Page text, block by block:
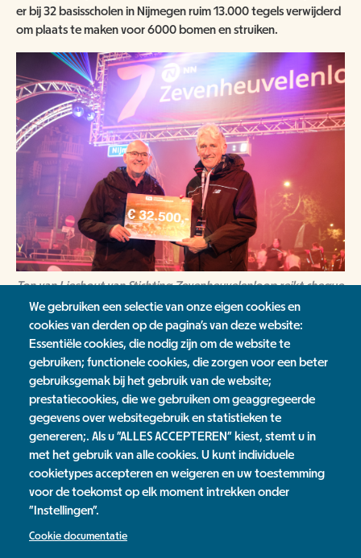
We gebruiken een selectie van onze eigen cookies en
cookies van derden op de pagina's van deze website:
Essentiële cookies, die nodig zijn om de website te
gebruiken; functionele cookies, die zorgen voor een beter
gebruiksgemak bij het gebruik van de website;
prestatiecookies, die we gebruiken om geaggregeerde
gegevens over websitegebruik en statistieken te
genereren;. Als u "ALLES ACCEPTEREN" kiest, stemt u in
met het gebruik van alle cookies. U kunt individuele
cookietypes accepteren en weigeren en uw toestemming
voor de toekomst op elk moment intrekken onder
"Instellingen".
Cookie documentatie
er bij 32 basisscholen in Nijmegen ruim 13.000 tegels verwijderd
om plaats te maken voor 6000 bomen en struiken.
Ton van Lieshout van Stichting Zevenheuvelenloop reikt cheque
uit aan Bastei-directeur Gerard Mangnus (foto: Peter Eekelder)
Groenmakers scholen Nieuws
Groenmakers bewoners Nieuws
Nieuwsoverzicht
Tags
Green Capital Groenmakers scholen Groenmakers bewoners
Jaarverslag